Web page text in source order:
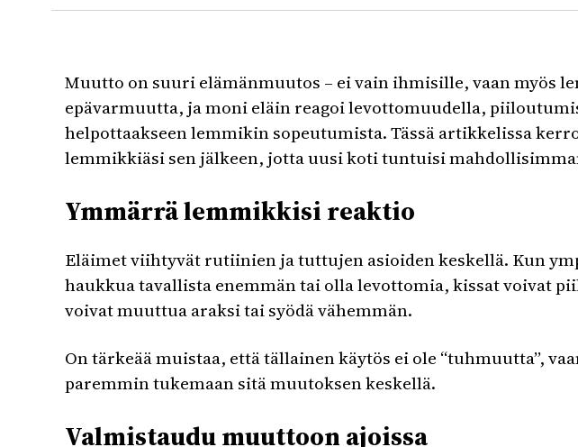
Muutto on suuri elämänmuutos – ei vain ihmisille, vaan myös
epävarmuutta, ja moni eläin reagoi levottomuudella,
helpottaakseen lemmikin sopeutumista. Tässä artikkelissa
lemmikkiäsi sen jälkeen, jotta uusi koti tuntuisi
Ymmärrä lemmikkisi reaktio
Eläimet viihtyvät rutiinien ja tuttujen asioiden keskellä. Kun
haukkua tavallista enemmän tai olla levottomia, kissat voivat
voivat muuttua araksi tai syödä vähemmän.
On tärkeää muistaa, että tällainen käytös ei ole “tuhmuutta”,
paremmin tukemaan sitä muutoksen keskellä.
Valmistaudu muuttoon ajoissa